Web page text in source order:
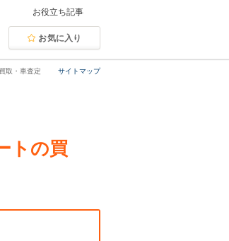
お役立ち記事
お気に入り
サイトマップ
取・車査定
トの買